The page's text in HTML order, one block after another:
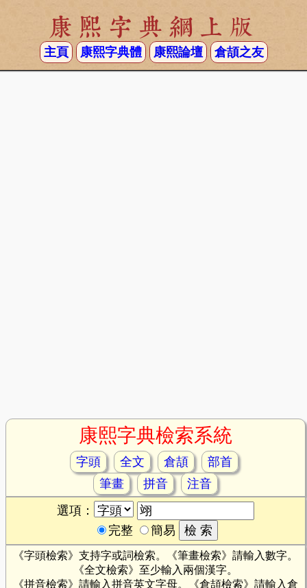
康熙字典網上版
主頁 康熙字典體 康熙論壇 倉頡之友
康熙字典檢索系統
字頭 全文 倉頡
部首
筆畫
拼音
注音
選項：
完整
簡易
《字頭檢索》支持字或詞檢索。《筆畫檢索》請輸入數字。
《全文檢索》至少輸入兩個漢字。
《拼音檢索》請輸入拼音英文字母。《倉頡檢索》請輸入倉